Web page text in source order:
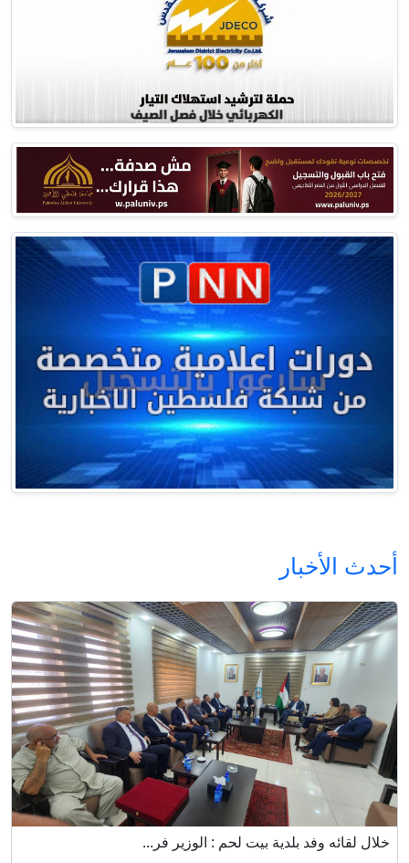
أحدث الأخبار
خلال لقائه وفد بلدية بيت لحم : الوزير فر...